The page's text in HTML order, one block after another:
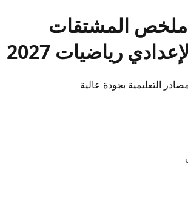
المشتقات
رياضيات 2027
التعليمية بجودة عالية